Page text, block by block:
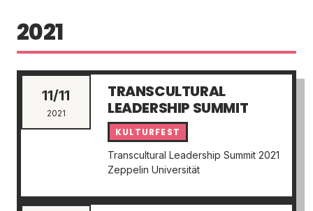
2021
11/11
2021
TRANSCULTURAL
LEADERSHIP SUMMIT
KULTURFEST
Transcultural Leadership Summit 2021
Zeppelin Universität